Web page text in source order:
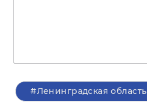
#Ленинградская область